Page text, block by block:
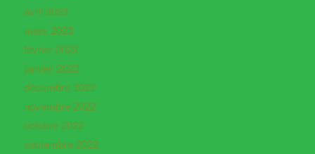
avril 2023
mars 2023
février 2023
janvier 2023
décembre 2022
novembre 2022
octobre 2022
septembre 2022